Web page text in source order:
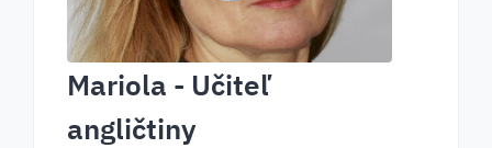
Mariola - Učiteľ
angličtiny